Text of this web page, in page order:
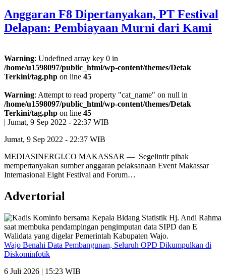
Anggaran F8 Dipertanyakan, PT Festival
Delapan: Pembiayaan Murni dari Kami
Warning: Undefined array key 0 in
/home/u1598097/public_html/wp-content/themes/Detak
Terkini/tag.php on line 45
Warning: Attempt to read property "cat_name" on null in
/home/u1598097/public_html/wp-content/themes/Detak
Terkini/tag.php on line 45
| Jumat, 9 Sep 2022 - 22:37 WIB
Jumat, 9 Sep 2022 - 22:37 WIB
MEDIASINERGI.CO MAKASSAR — Segelintir pihak
mempertanyakan sumber anggaran pelaksanaan Event Makassar
Internasional Eight Festival and Forum…
Advertorial
Wajo Benahi Data Pembangunan, Seluruh OPD Dikumpulkan di
Diskominfotik
6 Juli 2026 | 15:23 WIB